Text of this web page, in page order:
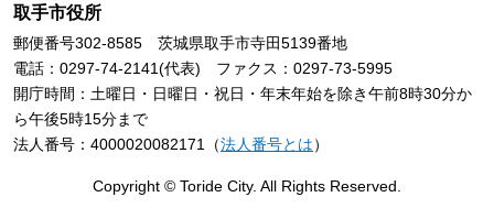
取手市役所
郵便番号302-8585 茨城県取手市寺田5139番地
電話：0297-74-2141(代表) ファクス：0297-73-5995
開庁時間：土曜日・日曜日・祝日・年末年始を除き午前8時30分か
ら午後5時15分まで
法人番号：4000020082171（法人番号とは）
Copyright © Toride City. All Rights Reserved.